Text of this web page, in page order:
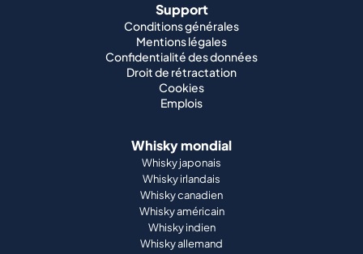
Support
Conditions générales
Mentions légales
Confidentialité des données
Droit de rétractation
Cookies
Emplois
Whisky mondial
Whisky japonais
Whisky irlandais
Whisky canadien
Whisky américain
Whisky indien
Whisky allemand